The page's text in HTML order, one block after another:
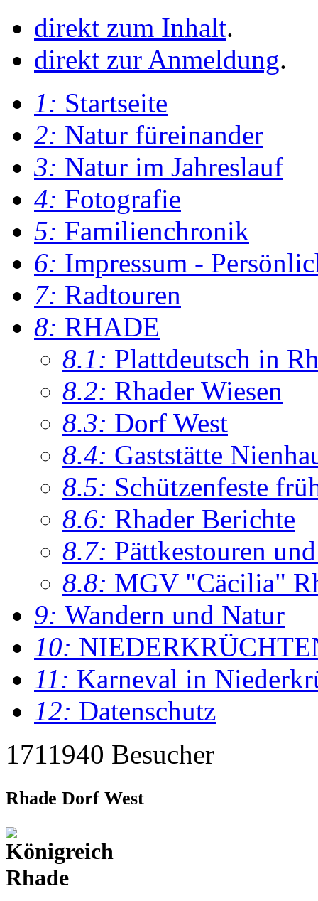
direkt zum Inhalt.
direkt zur Anmeldung.
1: Startseite
2: Natur füreinander
3: Natur im Jahreslauf
4: Fotografie
5: Familienchronik
6: Impressum -
7: Radtouren
8: RHADE
8.1: Plattdeutsch in
8.2: Rhader Wiesen
8.3: Dorf West
8.4: Gaststätte
8.5: Schützenfeste
8.6: Rhader Berichte
8.7: Pättkestouren
8.8: MGV "Cäcilia"
9: Wandern und Natur
10:
11: Karneval in
12: Datenschutz
1711940 Besucher
Rhade Dorf West